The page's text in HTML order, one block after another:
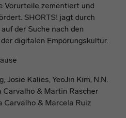
Vorurteile zementiert und
SHORTS! jagt durch
der Suche nach den
digitalen Empörungskultur.
Josie Kalies YeoJin Kim , N.N.
Carvalho & Martin Rascher
Carvalho & Marcela Ruiz